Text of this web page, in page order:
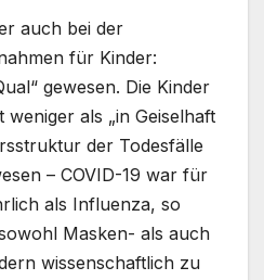
auch bei der
für Kinder:
gewesen. Die Kinder
als „in Geiselhaft
der Todesfälle
– COVID-19 war für
als Influenza, so
Masken- als auch
wissenschaftlich zu